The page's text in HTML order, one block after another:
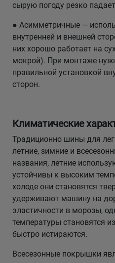
сырую погоду резко
● Асимметричные —
внутренней и внешней
них хорошо работает на
мокрой). При монтаже
правильной установкой
сторон.
Климатические
Традиционно шины для
летние, зимние и
названия, летние
устойчивы к высоким
холоде они становятся
удерживают машину на
эластичности в морозы,
температуры становятся
быстро истираются.
Всесезонные покрышки